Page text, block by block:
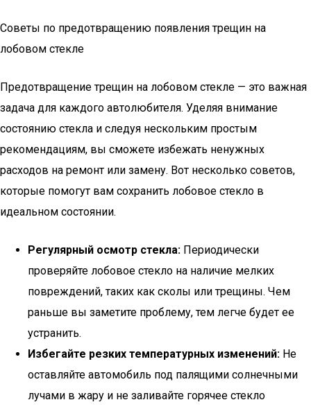
Советы по предотвращению появления трещин на
лобовом стекле
Предотвращение трещин на лобовом стекле — это важная
задача для каждого автолюбителя. Уделяя внимание
состоянию стекла и следуя нескольким простым
рекомендациям, вы сможете избежать ненужных
расходов на ремонт или замену. Вот несколько советов,
которые помогут вам сохранить лобовое стекло в
идеальном состоянии.
Регулярный осмотр стекла: Периодически
проверяйте лобовое стекло на наличие мелких
повреждений, таких как сколы или трещины. Чем
раньше вы заметите проблему, тем легче будет ее
устранить.
Избегайте резких температурных изменений: Не
оставляйте автомобиль под палящими солнечными
лучами в жару и не заливайте горячее стекло